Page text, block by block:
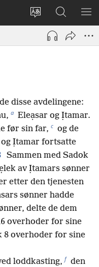
Endre
språk
Logg
inn
(åpner
Søk
på
JW.ORG
VIS
disse avdelingene:
a Eleạsar og Ịtamar.
før sin far, c og de
og Ịtamar fortsatte
Sammen med Sadok
av Ịtamars sønner
etter den tjenesten
sønner hadde
delte de dem
overhoder for sine
8 overhoder for sine
loddkasting, f den